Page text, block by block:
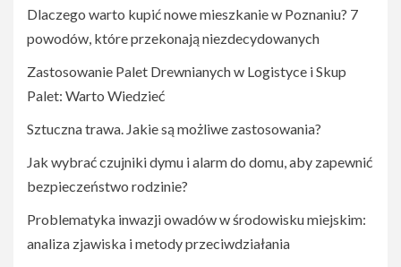
Dlaczego warto kupić nowe mieszkanie w Poznaniu? 7
powodów, które przekonają niezdecydowanych
Zastosowanie Palet Drewnianych w Logistyce i Skup
Palet: Warto Wiedzieć
Sztuczna trawa. Jakie są możliwe zastosowania?
Jak wybrać czujniki dymu i alarm do domu, aby zapewnić
bezpieczeństwo rodzinie?
Problematyka inwazji owadów w środowisku miejskim:
analiza zjawiska i metody przeciwdziałania